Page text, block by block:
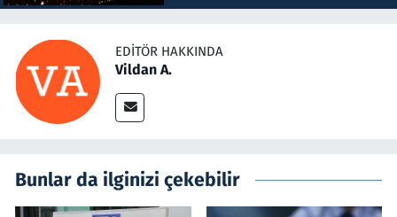
EDITÖR HAKKINDA
Vildan A.
Bunlar da ilginizi çekebilir